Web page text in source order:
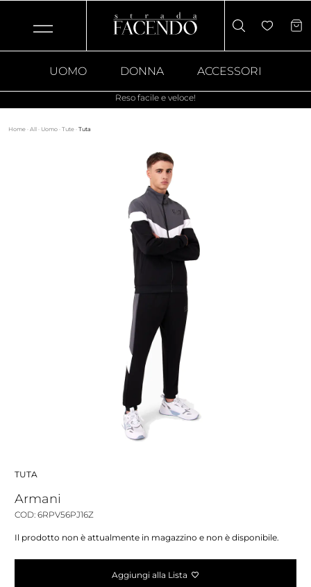
UOMO DONNA ACCESSORI
Reso facile e veloce!
Home · All · Uomo · Tute · Tuta
TUTA
Armani
COD: 6RPV56PJ16Z
Il prodotto non è attualmente in magazzino e non è disponibile.
Aggiungi alla Lista